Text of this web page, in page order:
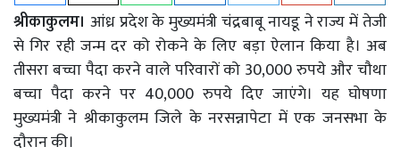
श्रीकाकुलम। आंध्र प्रदेश के मुख्यमंत्री चंद्रबाबू नायडू ने राज्य में तेजी
से गिर रही जन्म दर को रोकने के लिए बड़ा ऐलान किया है। अब
तीसरा बच्चा पैदा करने वाले परिवारों को 30,000 रुपये और चौथा
बच्चा पैदा करने पर 40,000 रुपये दिए जाएंगे। यह घोषणा
मुख्यमंत्री ने श्रीकाकुलम जिले के नरसन्नापेटा में एक जनसभा के
दौरान की।